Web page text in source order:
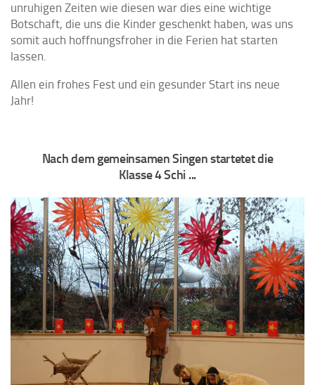
unruhigen Zeiten wie diesen war dies eine wichtige
Botschaft, die uns die Kinder geschenkt haben, was uns
somit auch hoffnungsfroher in die Ferien hat starten
lassen.
Allen ein frohes Fest und ein gesunder Start ins neue
Jahr!
Nach dem gemeinsamen Singen startetet die
Klasse 4 Schi ...